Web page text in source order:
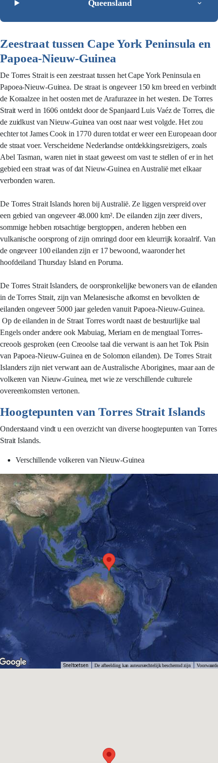
Queensland
Zeestraat tussen Cape York Peninsula en
Papoea-Nieuw-Guinea
De Torres Strait is een zeestraat tussen het Cape York Peninsula en
Papoea-Nieuw-Guinea. De straat is ongeveer 150 km breed en verbindt
de Koraalzee in het oosten met de Arafurazee in het westen. De Torres
Strait werd in 1606 ontdekt door de Spanjaard Luis Vaéz de Torres, die
de zuidkust van Nieuw-Guinea van oost naar west volgde. Het zou
echter tot James Cook in 1770 duren totdat er weer een Europeaan door
de straat voer. Verscheidene Nederlandse ontdekkingsreizigers, zoals
Abel Tasman, waren niet in staat geweest om vast te stellen of er in het
gebied een straat was of dat Nieuw-Guinea en Australië met elkaar
verbonden waren.
De Torres Strait Islands horen bij Australië. Ze liggen verspreid over
een gebied van ongeveer 48.000 km². De eilanden zijn zeer divers‚
sommige hebben rotsachtige bergtoppen‚ anderen hebben een
vulkanische oorsprong of zijn omringd door een kleurrijk koraalrif. Van
de ongeveer 100 eilanden zijn er 17 bewoond, waaronder het
hoofdeiland Thursday Island en Poruma.
De Torres Strait Islanders, de oorspronkelijke bewoners van de eilanden
in de Torres Strait, zijn van Melanesische afkomst en bevolkten de
eilanden ongeveer 5000 jaar geleden vanuit Papoea-Nieuw-Guinea.
Op de eilanden in de Straat Torres wordt naast de bestuurlijke taal
Engels onder andere ook Mabuiag, Meriam en de mengtaal Torres-
creools gesproken (een Creoolse taal die verwant is aan het Tok Pisin
van Papoea-Nieuw-Guinea en de Solomon eilanden). De Torres Strait
Islanders zijn niet verwant aan de Australische Aborigines, maar aan de
volkeren van Nieuw-Guinea, met wie ze verschillende culturele
overeenkomsten vertonen.
Hoogtepunten van Torres Strait Islands
Onderstaand vindt u een overzicht van diverse hoogtepunten van Torres
Strait Islands.
Verschillende volkeren van Nieuw-Guinea
Sneltoetsen De afbeelding kan auteursrechtelijk beschermd zijn